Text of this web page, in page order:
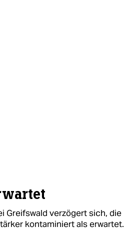
Greifswald verzögert sich, die
kontaminiert als erwartet.